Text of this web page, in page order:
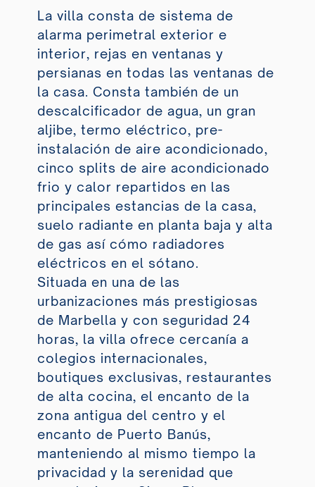
La villa consta de sistema de
alarma perimetral exterior e
interior, rejas en ventanas y
persianas en todas las ventanas de
la casa. Consta también de un
descalcificador de agua, un gran
aljibe, termo eléctrico, pre-
instalación de aire acondicionado,
cinco splits de aire acondicionado
frio y calor repartidos en las
principales estancias de la casa,
suelo radiante en planta baja y alta
de gas así cómo radiadores
eléctricos en el sótano.
Situada en una de las
urbanizaciones más prestigiosas
de Marbella y con seguridad 24
horas, la villa ofrece cercanía a
colegios internacionales,
boutiques exclusivas, restaurantes
de alta cocina, el encanto de la
zona antigua del centro y el
encanto de Puerto Banús,
manteniendo al mismo tiempo la
privacidad y la serenidad que